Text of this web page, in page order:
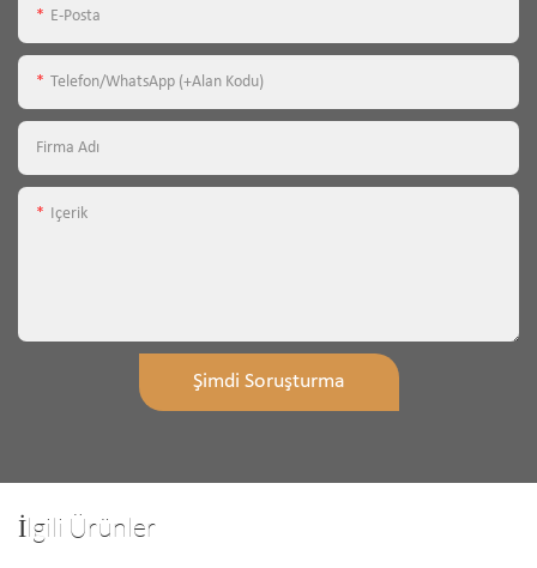
E-Posta
Telefon/WhatsApp (+alan Kodu)
Firma Adı
Içerik
Şimdi Soruşturma
İlgili Ürünler